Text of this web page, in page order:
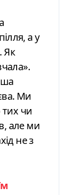
а у
Як
Ми
тих чи
але ми
не з